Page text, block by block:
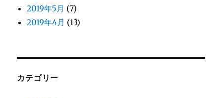
2019年5月 (7)
2019年4月 (13)
カテゴリー